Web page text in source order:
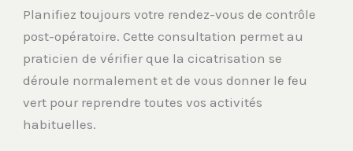
Planifiez toujours votre rendez-vous de contrôle
post-opératoire. Cette consultation permet au
praticien de vérifier que la cicatrisation se
déroule normalement et de vous donner le feu
vert pour reprendre toutes vos activités
habituelles.